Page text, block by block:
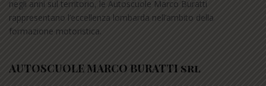
negli anni sul territorio, le Autoscuole Marco Buratti
rappresentano l’eccellenza lombarda nell’ambito della
formazione motoristica.
AUTOSCUOLE MARCO BURATTI srl